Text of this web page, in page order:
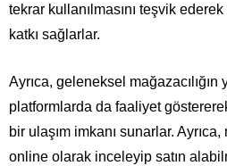
tekrar kullanılmasını teşvik
katkı sağlarlar.
Ayrıca, geleneksel mağazacılığın
platformlarda da faaliyet
bir ulaşım imkanı sunarlar.
online olarak inceleyip satın